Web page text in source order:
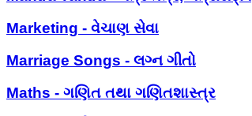
Marketing - વેચાણ સેવા
Marriage Songs - લગ્ન ગીતો
Maths - ગણિત તથા ગણિતશાસ્ત્ર